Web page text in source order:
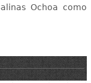
Ochoa como